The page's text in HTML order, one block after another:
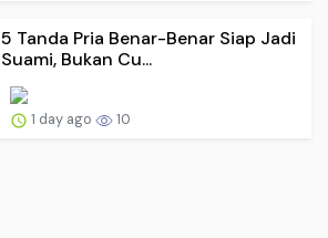
5 Tanda Pria Benar-Benar Siap Jadi
Suami, Bukan Cu...
1 day ago 10